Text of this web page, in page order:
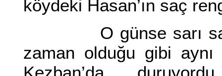
köydeki Hasan’ın saç
O günse sarı saçlı
zaman olduğu gibi aynı